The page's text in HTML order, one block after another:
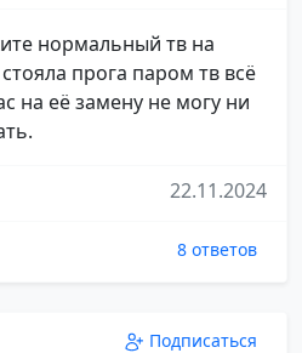
нормальный тв на
прога паром тв всё
на её замену не могу ни
22.11.2024
8 ответов
Подписаться